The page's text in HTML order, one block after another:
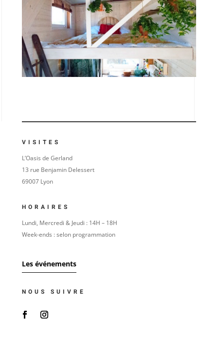
VISITES
L’Oasis de Gerland
13 rue Benjamin Delessert
69007 Lyon
HORAIRES
Lundi, Mercredi & Jeudi : 14H – 18H
Week-ends : selon programmation
Les événements
NOUS SUIVRE